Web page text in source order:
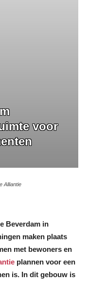
voor
Alliantie
Beverdam in
maken plaats
met bewoners en
plannen voor een
is. In dit gebouw is